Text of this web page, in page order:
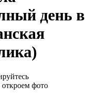
день в
фото